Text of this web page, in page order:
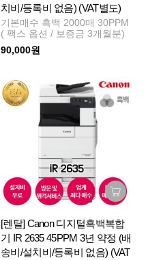
치비/등록비 없음) (VAT별도)
기본매수 흑백 2000매 30PPM
( 팩스 옵션 / 보증금 3개월분)
90,000원
[렌탈] Canon 디지털흑백복합
기 IR 2635 45PPM 3년 약정 (배
송비/설치비/등록비 없음) (VAT